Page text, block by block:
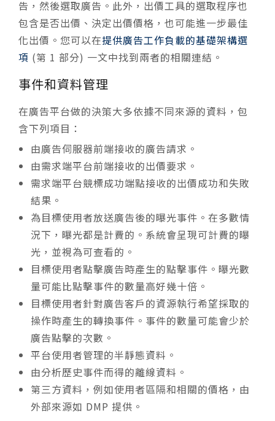
告，然後選取廣告。此外，出價工具的選取程序也
包含是否出價、決定出價價格，也可能進一步最佳
化出價。您可以在提供廣告工作負載的基礎架構選
項 (第 1 部分) 一文中找到兩者的相關連結。
事件和資料管理
在廣告平台做的決策大多依據不同來源的資料，包
含下列項目：
由廣告伺服器前端接收的廣告請求。
由需求端平台前端接收的出價要求。
需求端平台競標成功端點接收的出價成功和失敗
結果。
為目標使用者放送廣告後的曝光事件。在多數情
況下，曝光都是計費的。系統會呈現可計費的曝
光，並視為可查看的。
目標使用者點擊廣告時產生的點擊事件。曝光數
量可能比點擊事件的數量高好幾十倍。
目標使用者針對廣告客戶的資源執行希望採取的
操作時產生的轉換事件。事件的數量可能會少於
廣告點擊的次數。
平台使用者管理的半靜態資料。
由分析歷史事件而得的離線資料。
第三方資料，例如使用者區隔和相關的價格，由
外部來源如 DMP 提供。